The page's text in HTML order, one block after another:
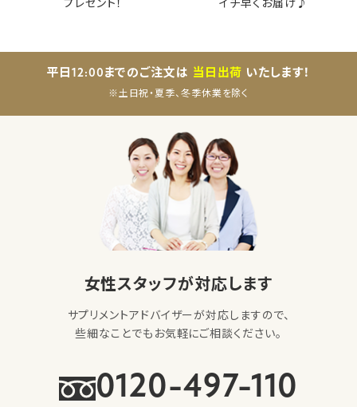
プレゼント！
イチ早くお届け♪
平日12:00までのご注文は 当日出荷 いたします！
※土日祝・夏季、冬季休業を除く
女性スタッフが対応します
サプリメントアドバイザーが対応しますので、
些細なことでもお気軽にご相談ください。
0120-497-110